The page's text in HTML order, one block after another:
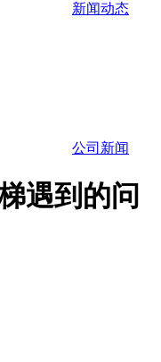
新闻动态
公司新闻
遇到的问